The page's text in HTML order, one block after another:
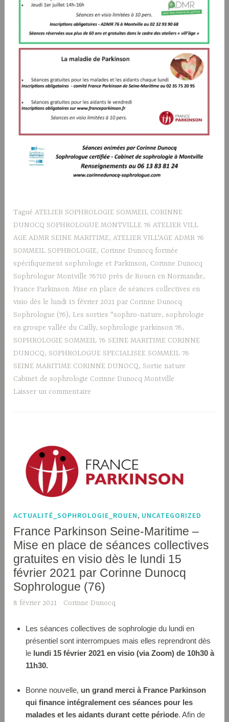
TaguéATELIER SOPHROLOGIE SOMMEIL CORINNE
DUNOCQ SOPHROLOGUE MONTVILLE 76 ATELIER VILL
AGE ADMR SEINE MARITIME,ATELIER VILL'AGE ADMR 76
SOMMEIL SOPHROLOGIE, Corinne Dunocq formée
spécifiquement sophrologie et Parkinson, Corinne Dunocq
Sophrologue Montville 76710 près de Rouen en Normandie,
France Parkinson. Mise en place de séances collectives en
visio dès le lundi 15 février 2021 par Corinne Dunocq
Sophrologue (76), Les sorties "sophro-nature,sophrologie
en groupe vallée du Cailly,sophrologie parkinson 76,
SOPHROLOGIE SOMMEIL 76 SEINE MARITIME CORINNE
DUNOCQ, SOPHROLOGUE SPECIALISEE SOMMEIL 76
SEINE MARITIME CORINNE DUNOCQ, Sortie nature
Cabinet de sophrologie Corinne Dunocq Montville
Laisser un commentaire
ACTUALITÉ_SOPHROLOGIE_ROUEN, UNCATEGORIZED
France Parkinson Seine-Maritime –
Mise en place de séances collectives
gratuites en visio dès le lundi 15
février 2021 par Corinne Dunocq
Sophrologue (76)
8 février 2021 Corinne Dunocq
Les séances collectives de sophrologie du lundi en
présentiel sont interrompues mais elles reprendront dès
le lundi 15 février 2021 en visio (via Zoom) de 10h30 à
11h30.
Bonne nouvelle, un grand merci à France Parkinson
qui finance intégralement ces séances pour les
malades et les aidants durant cette période. Afin de